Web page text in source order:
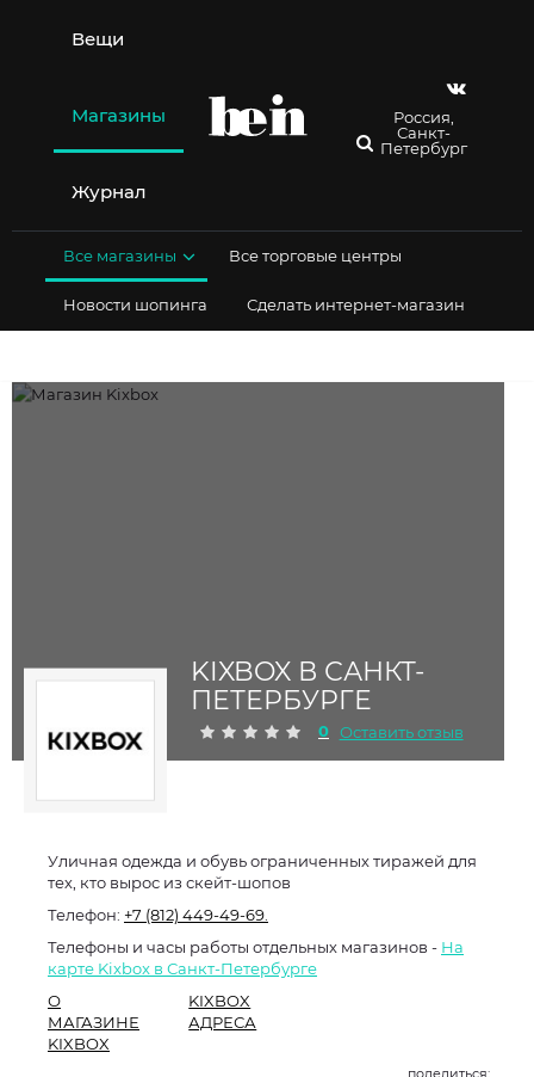
содержимому
Вещи
Магазины
Журнал
Россия,
Санкт-
Петербург
Все магазины Все торговые центры
Новости шопинга Сделать интернет-магазин
KIXBOX В САНКТ-
ПЕТЕРБУРГЕ
0 Оставить отзыв
Уличная одежда и обувь ограниченных тиражей для
тех, кто вырос из скейт-шопов
Телефон: +7 (812) 449-49-69.
Телефоны и часы работы отдельных магазинов - На
карте Kixbox в Санкт-Петербурге
О
МАГАЗИНЕ
KIXBOX
KIXBOX
АДРЕСА
поделиться: